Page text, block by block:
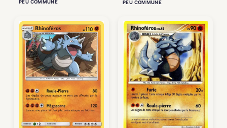
PEU COMMUNE PEU COMMUNE